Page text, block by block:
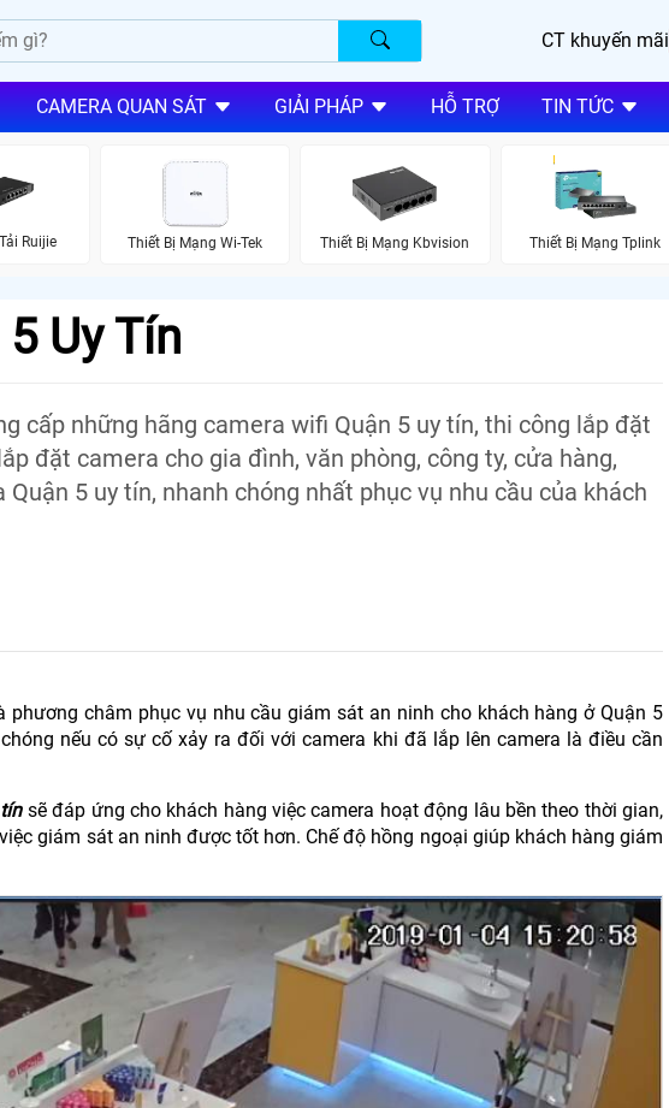
CT khuyến mãi
CAMERA QUAN SÁT GIẢI PHÁP HỖ TRỢ TIN TỨC
Ruijie Thiết Bị Mạng Wi-Tek Thiết Bị Mạng Kbvision Thiết Bị Mạng Tplink
Uy Tín
cấp những hãng camera wifi Quận 5 uy tín, thi công lắp đặt
đặt camera cho gia đình, văn phòng, công ty, cửa hàng,
5 uy tín, nhanh chóng nhất phục vụ nhu cầu của khách
phương châm phục vụ nhu cầu giám sát an ninh cho khách hàng ở Quận 5
nếu có sự cố xảy ra đối với camera khi đã lắp lên camera là điều cần
sẽ đáp ứng cho khách hàng việc camera hoạt động lâu bền theo thời gian,
giám sát an ninh được tốt hơn. Chế độ hồng ngoại giúp khách hàng giám